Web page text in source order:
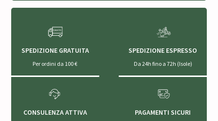
SPEDIZIONE GRATUITA
Per ordini da 100 €
SPEDIZIONE ESPRESSO
Da 24h fino a 72h (Isole)
CONSULENZA ATTIVA PAGAMENTI SICURI